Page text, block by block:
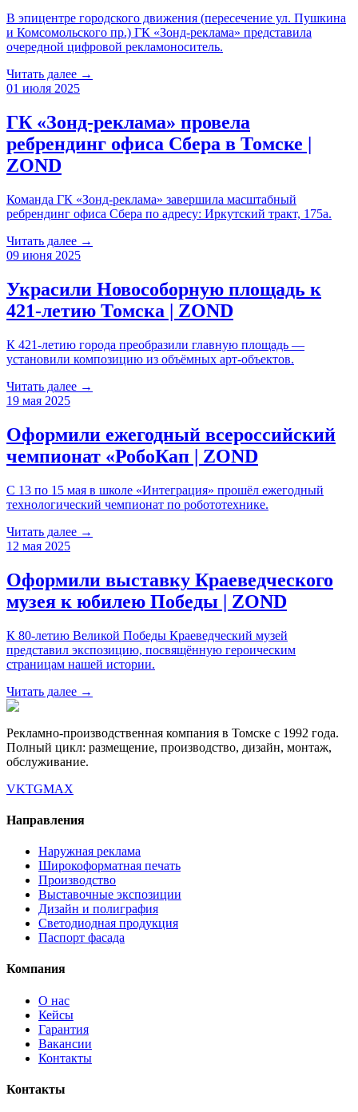
В эпицентре городского движения (пересечение ул. Пушкина
и Комсомольского пр.) ГК «Зонд-реклама» представила
очередной цифровой рекламоноситель.
Читать далее →
01 июля 2025
ГК «Зонд-реклама» провела
ребрендинг офиса Сбера в Томске |
ZOND
Команда ГК «Зонд-реклама» завершила масштабный
ребрендинг офиса Сбера по адресу: Иркутский тракт, 175а.
Читать далее →
09 июня 2025
Украсили Новособорную площадь к
421-летию Томска | ZOND
К 421-летию города преобразили главную площадь —
установили композицию из объёмных арт-объектов.
Читать далее →
19 мая 2025
Оформили ежегодный всероссийский
чемпионат «РобоКап | ZOND
С 13 по 15 мая в школе «Интеграция» прошёл ежегодный
технологический чемпионат по робототехнике.
Читать далее →
12 мая 2025
Оформили выставку Краеведческого
музея к юбилею Победы | ZOND
К 80-летию Великой Победы Краеведческий музей
представил экспозицию, посвящённую героическим
страницам нашей истории.
Читать далее →
Рекламно-производственная компания в Томске с 1992 года.
Полный цикл: размещение, производство, дизайн, монтаж,
обслуживание.
VKTGMAX
Направления
Наружная реклама
Широкоформатная печать
Производство
Выставочные экспозиции
Дизайн и полиграфия
Светодиодная продукция
Паспорт фасада
Компания
О нас
Кейсы
Гарантия
Вакансии
Контакты
Контакты